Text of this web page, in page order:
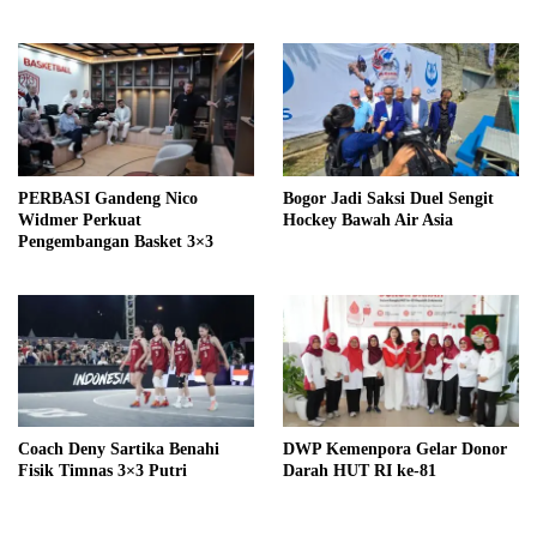
PERBASI Gandeng Nico
Widmer Perkuat
Pengembangan Basket 3×3
Bogor Jadi Saksi Duel Sengit
Hockey Bawah Air Asia
Coach Deny Sartika Benahi
Fisik Timnas 3×3 Putri
DWP Kemenpora Gelar Donor
Darah HUT RI ke-81